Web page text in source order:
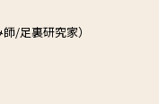
/足裏研究家）